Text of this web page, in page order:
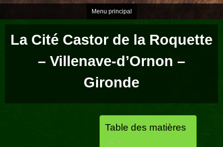
Menu principal
La Cité Castor de la Roquette
– Villenave-d’Ornon –
Gironde
Table des matières